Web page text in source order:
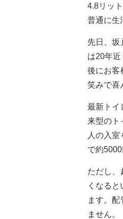
4.8リッ
普通に生
先日、坂
は20年
後にお客
笑みで喜
最新トイ
来型のト
人の入
で約
ただし、
くなる
ます。
ません。